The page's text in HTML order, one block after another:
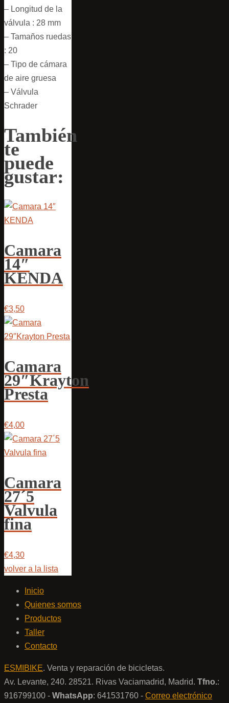
– Longitud de la
válvula : 28 mm
– Tamaños ruedas
: 20
– Tipo de cámara
de aire gruesa
– Válvula
Schrader
También
te
puede
gustar:
Camara
14″
KENDA
€3,50
Camara
29″Krayton
Presta
€4,00
Camara
27´5
Valvula
fina
€4,30
volver a la lista
Inicio
Quienes somos
Productos
Taller
Contacto
ESMIBIKE. Venta y reparación de bicicletas.
Av. Levante, 240. 28521. Rivas Vaciamadrid, Madrid. Tfno.:
916799100 - WhatsApp: 641531760 - Correo electrónico